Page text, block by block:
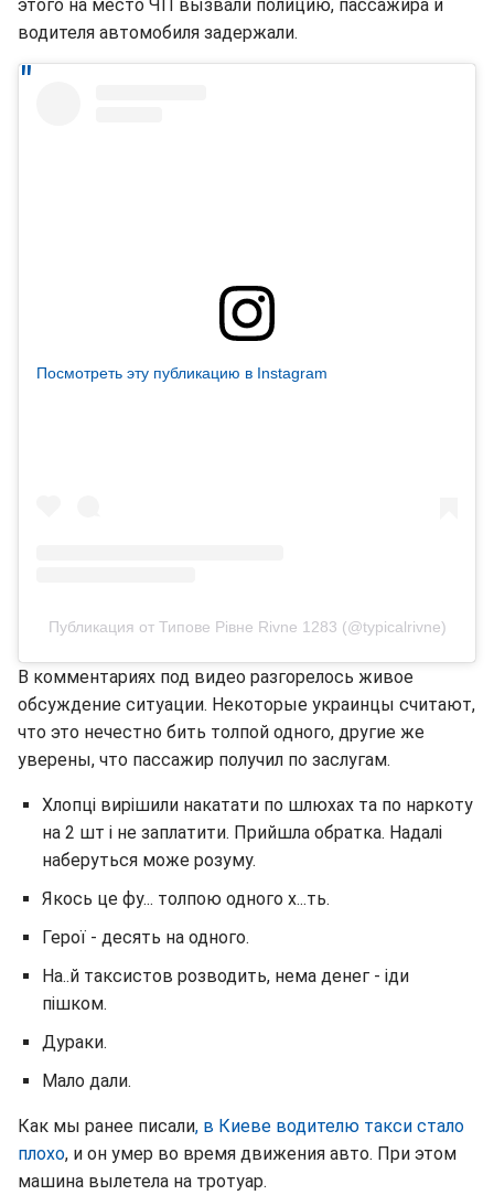
этого на место ЧП вызвали полицию, пассажира и
водителя автомобиля задержали.
Посмотреть эту публикацию в Instagram
Публикация от Типове Рівне Rivne 1283 (@typicalrivne)
В комментариях под видео разгорелось живое
обсуждение ситуации. Некоторые украинцы считают,
что это нечестно бить толпой одного, другие же
уверены, что пассажир получил по заслугам.
Хлопці вирішили накатати по шлюхах та по наркоту
на 2 шт і не заплатити. Прийшла обратка. Надалі
наберуться може розуму.
Якось це фу... толпою одного х...ть.
Герої - десять на одного.
На..й таксистов розводить, нема денег - іди
пішком.
Дураки.
Мало дали.
Как мы ранее писали, в Киеве водителю такси стало
плохо, и он умер во время движения авто. При этом
машина вылетела на тротуар.